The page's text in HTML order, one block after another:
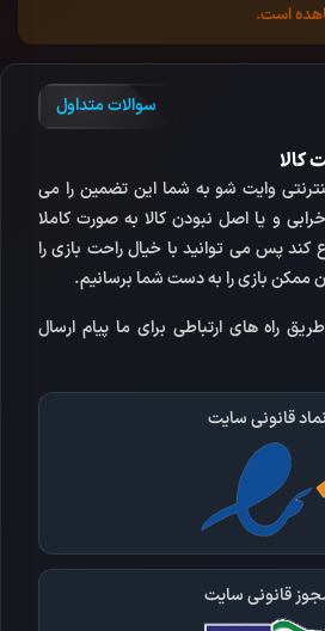
است.
سوالات متداول
کالا
وایت شو به شما این تضمین را می
و یا اصل نبودن کالا به صورت کاملا
کند پس می توانید با خیال راحت بازی را
ممکن بازی را به دست شما برسانیم.
راه های ارتباطی برای ما پیام ارسال
نماد قانونی سایت
قانونی سایت